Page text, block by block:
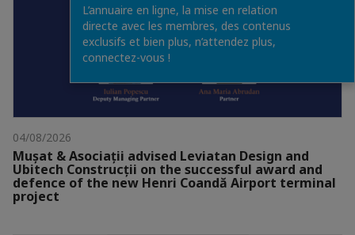
04/08/2026
Mușat & Asociații advised Leviatan Design and
Ubitech Construcții on the successful award and
defence of the new Henri Coandă Airport terminal
project
L’annuaire en ligne, la mise en relation
directe avec les membres, des contenus
exclusifs et bien plus, n’attendez plus,
connectez-vous !